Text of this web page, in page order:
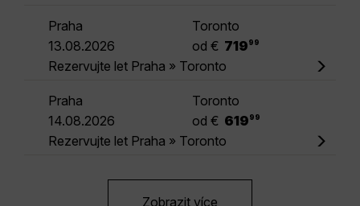
Praha
Toronto
13.08.2026
od € 719 99
Rezervujte let Praha » Toronto
Praha
Toronto
14.08.2026
od € 619 99
Rezervujte let Praha » Toronto
Zobrazit více